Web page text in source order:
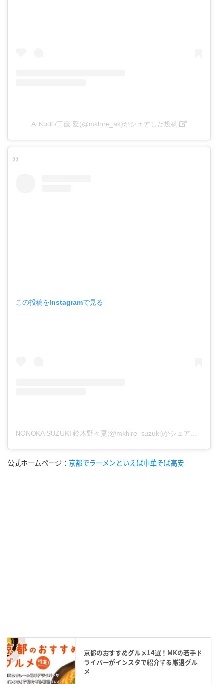
Ai Kudo/工藤 愛(@mkhire_ak)がシェアした投稿
この投稿をInstagramで見る
公式ホームページ： 京都でラーメンといえば中華そば高安
京都のおすすめグルメ14選！MKの若手ド
ライバーがインスタで紹介する厳選グル
メ